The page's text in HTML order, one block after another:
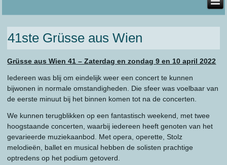
41ste Grüsse aus Wien
Grüsse aus Wien 41 – Zaterdag en zondag 9 en 10 april 2022
Iedereen was blij om eindelijk weer een concert te kunnen
bijwonen in normale omstandigheden. Die sfeer was voelbaar van
de eerste minuut bij het binnen komen tot na de concerten.
We kunnen terugblikken op een fantastisch weekend, met twee
hoogstaande concerten, waarbij iedereen heeft genoten van het
gevarieerde muziekaanbod. Met opera, operette, Stolz
melodieën, ballet en musical hebben de solisten prachtige
optredens op het podium getoverd.